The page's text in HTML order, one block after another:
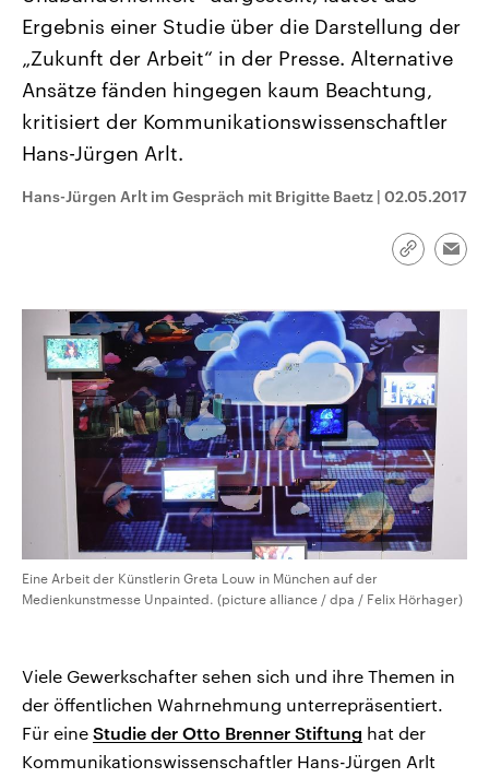
Sachsen-Anhalt wählt am 6.
September 2026 einen neuen
Landtag. Seit 2021 wird das
Bundesland von einer Koalition aus
Umfragen, Prognosen,
Wahlprogramme, aktuelle Berichte
und Hintergründe zu den Parteien
und Kandidaten der anstehenden
Wahl.
Wirtschaftlich und
gehören die Vereinigten
den mächtigsten Ländern
mit großem Einfluss auf
Sendungen Programm Podcasts
Ergebnis einer Studie über die Darstellung der
„Zukunft der Arbeit“ in der Presse. Alternative
Ansätze fänden hingegen kaum Beachtung,
kritisiert der Kommunikationswissenschaftler
Hans-Jürgen Arlt.
Hans-Jürgen Arlt im Gespräch mit Brigitte Baetz | 02.05.2017
Link
Eine Arbeit der Künstlerin Greta Louw in München auf der
Medienkunstmesse Unpainted. (picture alliance / dpa / Felix Hörhager)
Viele Gewerkschafter sehen sich und ihre Themen in
der öffentlichen Wahrnehmung unterrepräsentiert.
Für eine Studie der Otto Brenner Stiftung hat der
Kommunikationswissenschaftler Hans-Jürgen Arlt